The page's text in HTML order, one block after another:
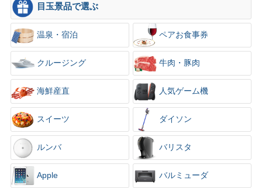
目玉景品で選ぶ
温泉・宿泊 ペアお食事券
クルージング 牛肉・豚肉
海鮮産直 人気ゲーム機
スイーツ ダイソン
ルンバ バリスタ
Apple バルミューダ